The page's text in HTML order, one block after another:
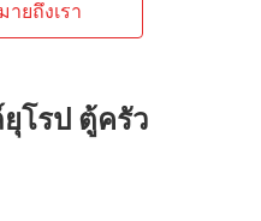
ายถึงเรา
โรป ตู้ครัว